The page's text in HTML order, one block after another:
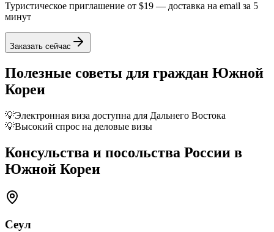
Туристическое приглашение от $19 — доставка на email за 5
минут
Заказать сейчас
Полезные советы для граждан Южной
Кореи
💡Электронная виза доступна для Дальнего Востока
💡Высокий спрос на деловые визы
Консульства и посольства России в
Южной Кореи
Сеул